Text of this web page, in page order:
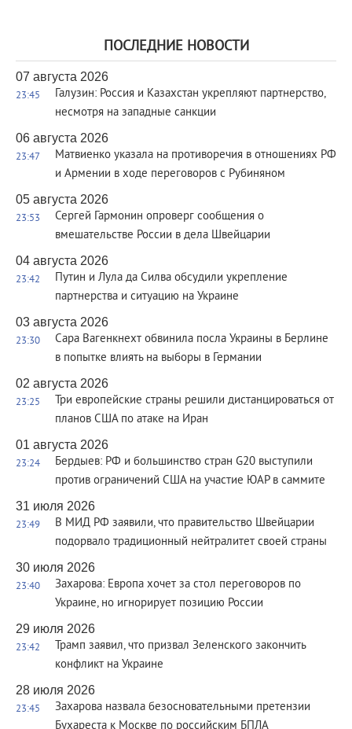
ПОСЛЕДНИЕ НОВОСТИ
07 августа 2026
23:45
Галузин: Россия и Казахстан укрепляют партнерство,
несмотря на западные санкции
06 августа 2026
23:47
Матвиенко указала на противоречия в отношениях РФ
и Армении в ходе переговоров с Рубиняном
05 августа 2026
23:53
Сергей Гармонин опроверг сообщения о
вмешательстве России в дела Швейцарии
04 августа 2026
23:42
Путин и Лула да Силва обсудили укрепление
партнерства и ситуацию на Украине
03 августа 2026
23:30
Сара Вагенкнехт обвинила посла Украины в Берлине
в попытке влиять на выборы в Германии
02 августа 2026
23:25
Три европейские страны решили дистанцироваться от
планов США по атаке на Иран
01 августа 2026
23:24
Бердыев: РФ и большинство стран G20 выступили
против ограничений США на участие ЮАР в саммите
31 июля 2026
23:49
В МИД РФ заявили, что правительство Швейцарии
подорвало традиционный нейтралитет своей страны
30 июля 2026
23:40
Захарова: Европа хочет за стол переговоров по
Украине, но игнорирует позицию России
29 июля 2026
23:42
Трамп заявил, что призвал Зеленского закончить
конфликт на Украине
28 июля 2026
23:45
Захарова назвала безосновательными претензии